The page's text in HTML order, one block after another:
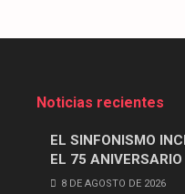
Noticias recientes
EL SINFONISMO
EL 75
8 DE AGOSTO DE 2026